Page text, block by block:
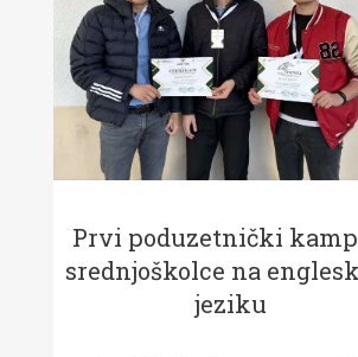
Prvi poduzetnički
srednjoškolce na
jeziku